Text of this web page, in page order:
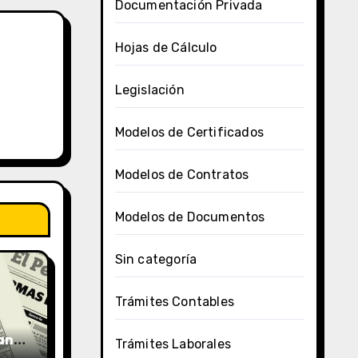
Documentación Privada
Hojas de Cálculo
Legislación
Modelos de Certificados
Modelos de Contratos
Modelos de Documentos
Sin categoría
Trámites Contables
Trámites Laborales